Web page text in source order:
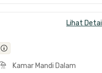
Lihat Detail
Kamar Mandi Dalam